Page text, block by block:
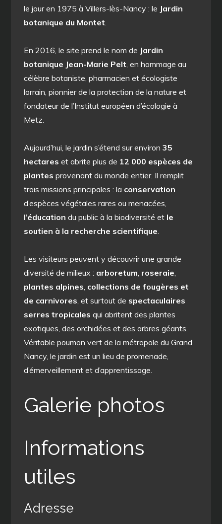
le jour en 1975 à Villers-lès-Nancy : le Jardin
botanique du Montet.
En 2016, le site prend le nom de Jardin
botanique Jean-Marie Pelt, en hommage au
célèbre botaniste, pharmacien et écologiste
lorrain, pionnier de la protection de la nature et
fondateur de l’Institut européen d’écologie à
Metz.
Aujourd’hui, le jardin s’étend sur environ35
hectares et abrite plus de 12 000 espèces de
plantes provenant du monde entier. Il remplit
trois missions principales : la conservation
d’espèces végétales rares ou menacées,
l’éducation du public à la biodiversité et le
soutien à la recherche scientifique.
Les visiteurs peuvent y découvrir une grande
diversité de milieux : arboretum, roseraie,
plantes alpines, collections de fougères et
de carnivores, et surtout de spectaculaires
serres tropicales qui abritent des plantes
exotiques, des orchidées et des arbres géants.
Véritable poumon vert de la métropole du Grand
Nancy, le jardin est un lieu de promenade,
d’émerveillement et d’apprentissage.
Galerie photos
Informations
utiles
Adresse